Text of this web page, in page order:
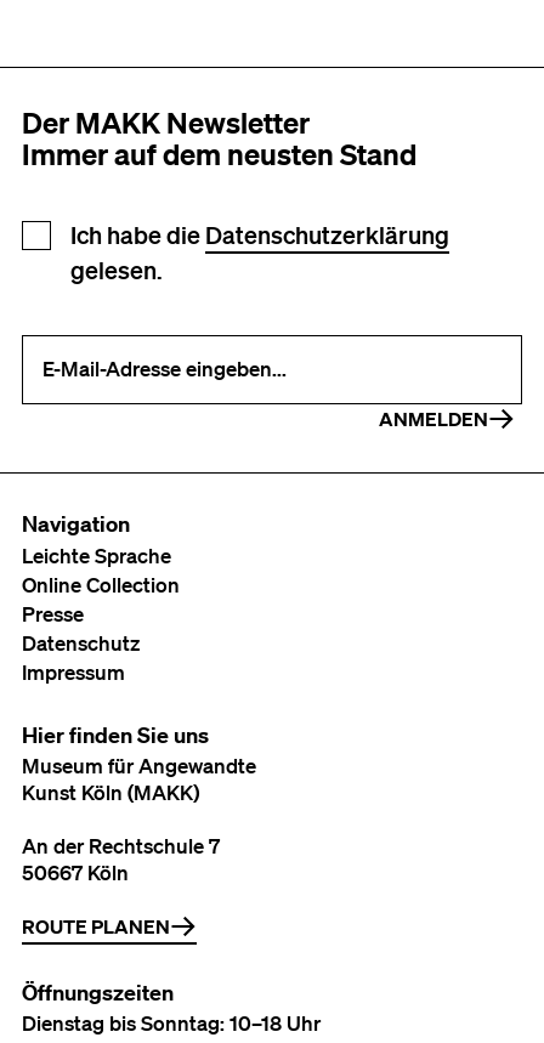
Der MAKK Newsletter
Immer auf dem neusten Stand
Newsletter Anmeldung
Ich habe die Datenschutzerklärung
gelesen.
ANMELDEN
Navigation
Leichte Sprache
Online Collection
Presse
Datenschutz
Impressum
Hier finden Sie uns
Museum für Angewandte
Kunst Köln (MAKK)
An der Rechtschule 7
50667 Köln
ROUTE PLANEN
Öffnungszeiten
Dienstag bis Sonntag: 10–18 Uhr